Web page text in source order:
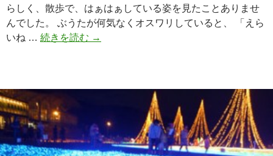
らしく、散歩で、はぁはぁしている姿を見たことありませ
んでした。 ぶうたが何気なくオスワリしていると、 「えら
いね … 続きを読む お
→